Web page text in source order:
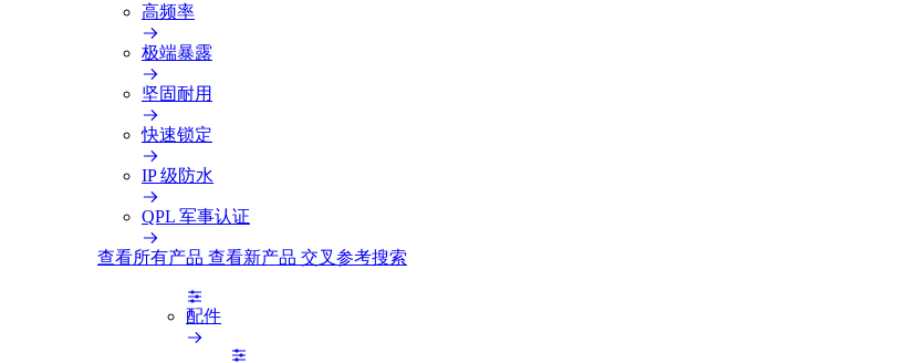
高频率
极端暴露
坚固耐用
快速锁定
IP 级防水
QPL 军事认证
查看所有产品 查看新产品 交叉参考搜索
配件